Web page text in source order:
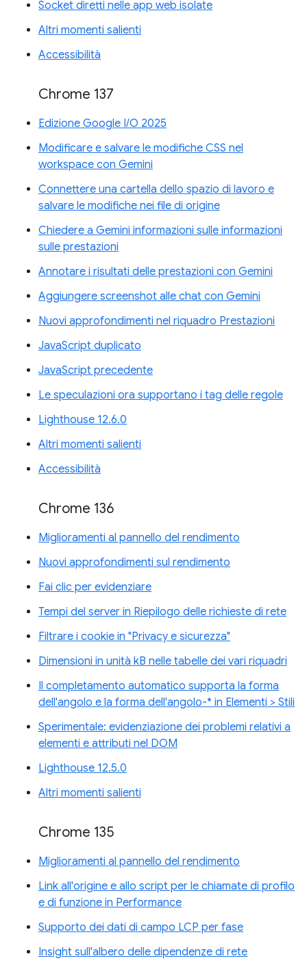
Socket diretti nelle app web isolate
Altri momenti salienti
Accessibilità
Chrome 137
Edizione Google I/O 2025
Modificare e salvare le modifiche CSS nel
workspace con Gemini
Connettere una cartella dello spazio di lavoro e
salvare le modifiche nei file di origine
Chiedere a Gemini informazioni sulle informazioni
sulle prestazioni
Annotare i risultati delle prestazioni con Gemini
Aggiungere screenshot alle chat con Gemini
Nuovi approfondimenti nel riquadro Prestazioni
JavaScript duplicato
JavaScript precedente
Le speculazioni ora supportano i tag delle regole
Lighthouse 12.6.0
Altri momenti salienti
Accessibilità
Chrome 136
Miglioramenti al pannello del rendimento
Nuovi approfondimenti sul rendimento
Fai clic per evidenziare
Tempi del server in Riepilogo delle richieste di rete
Filtrare i cookie in "Privacy e sicurezza"
Dimensioni in unità kB nelle tabelle dei vari riquadri
Il completamento automatico supporta la forma
dell'angolo e la forma dell'angolo-* in Elementi > Stili
Sperimentale: evidenziazione dei problemi relativi a
elementi e attributi nel DOM
Lighthouse 12.5.0
Altri momenti salienti
Chrome 135
Miglioramenti al pannello del rendimento
Link all'origine e allo script per le chiamate di profilo
e di funzione in Performance
Supporto dei dati di campo LCP per fase
Insight sull'albero delle dipendenze di rete